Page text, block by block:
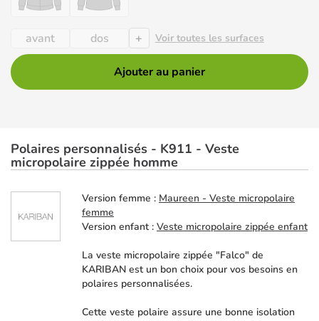
avant dos + Voir toutes les surfaces
Ajouter au panier
Polaires personnalisés - K911 - Veste
micropolaire zippée homme
Version femme : Maureen - Veste micropolaire
femme
Version enfant : Veste micropolaire zippée enfant
La veste micropolaire zippée "Falco" de
KARIBAN est un bon choix pour vos besoins en
polaires personnalisées.
Cette veste polaire assure une bonne isolation